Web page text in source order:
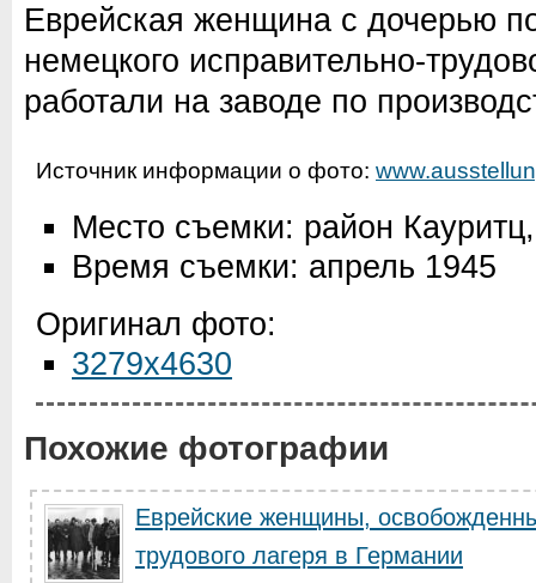
Еврейская женщина с дочерью
немецкого исправительно-
работали на заводе по
Источник информации о фото:
Место съемки: район
Время съемки: апрель 1945
Оригинал фото:
3279x4630
Похожие фотографии
Еврейские женщины,
трудового лагеря в Германии